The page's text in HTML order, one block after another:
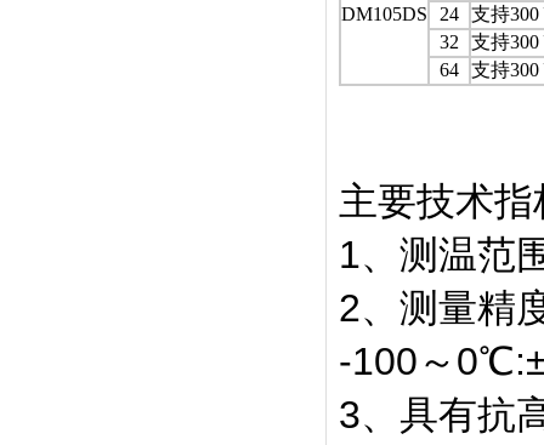
DM105DS
24 支持300
32
支持300
64 支持300
主要技术指
1、测温范
2、测量精
-100～
3、具有抗